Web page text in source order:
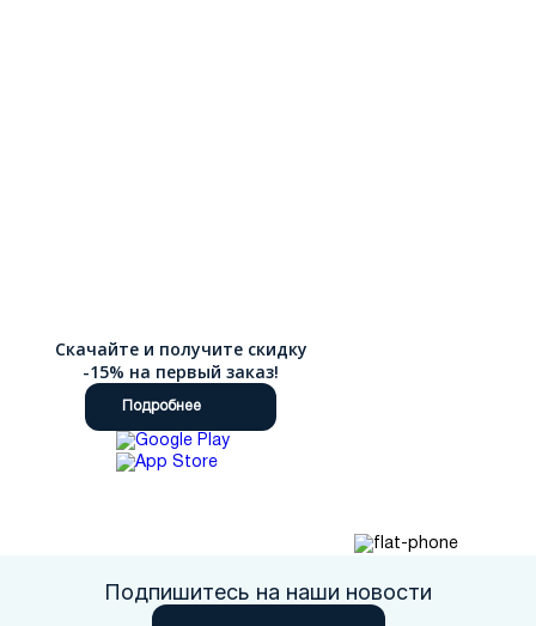
Скачайте и получите скидку
-15% на первый заказ!
Подробнее
Подпишитесь на наши новости